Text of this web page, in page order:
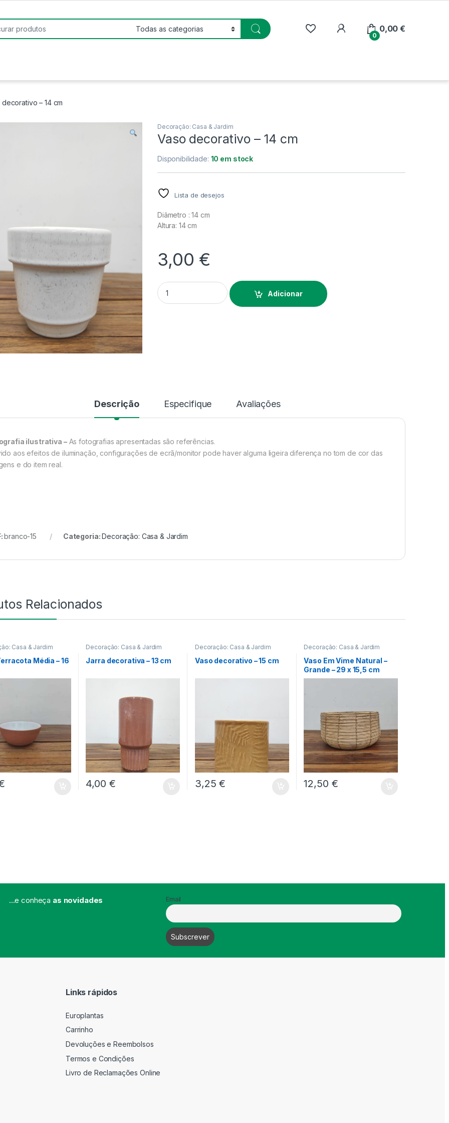
My Account
0
0,00€
decorativo – 14 cm
Decoração: Casa & Jardim
Vaso decorativo – 14 cm
Disponibilidade: 10 em stock
Lista de desejos
Diâmetro : 14 cm
Altura: 14 cm
3,00 €
Quantidade Vaso decorativo - 14 cm
Adicionar
Descrição Especifique Avaliações
ilustrativa –As fotografias apresentadas são referências.
aos efeitos de iluminação, configurações de ecrã/monitor pode haver alguma ligeira diferença no tom de cor das
e do item real.
branco-15 Categoria:Decoração: Casa & Jardim
Relacionados
Casa & Jardim
Média – 16
Decoração: Casa & Jardim
Jarra decorativa – 13 cm
4,00 €
Decoração: Casa & Jardim
Vaso decorativo – 15 cm
3,25€
Decoração: Casa & Jardim
Vaso Em Vime Natural –
Grande – 29 x 15,5 cm
12,50 €
...e conheça as novidades Email
Links rápidos
Europlantas
Carrinho
Devoluções e Reembolsos
Termos e Condições
Livro de Reclamações Online